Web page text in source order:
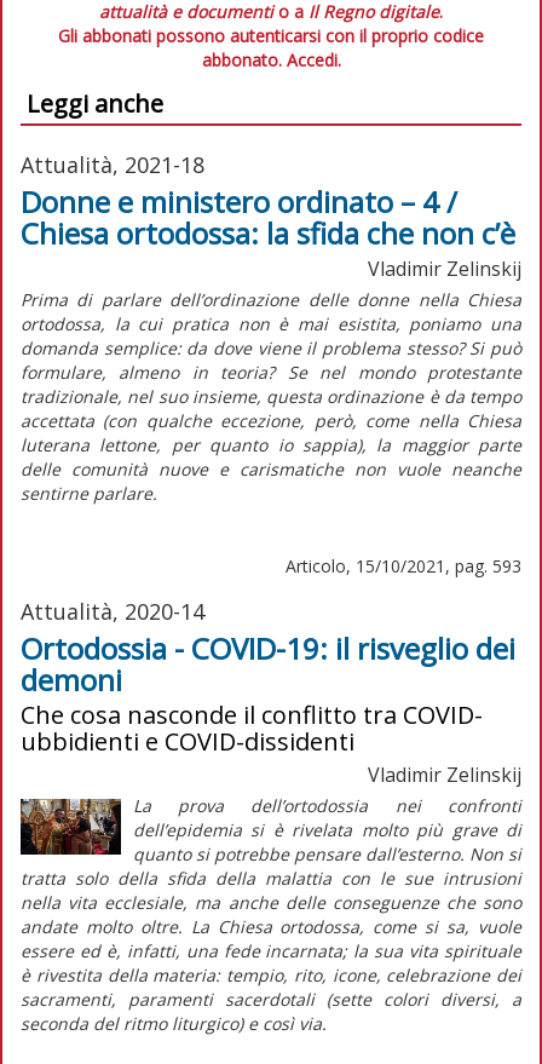
attualità e documentio a Il Regno digitale.
Gli abbonati possono autenticarsi con il proprio codice
abbonato. Accedi.
Leggi anche
Attualità, 2021-18
Donne e ministero ordinato – 4 /
Chiesa ortodossa: la sfida che non c’è
Vladimir Zelinskij
Prima di parlare dell’ordinazione delle donne nella Chiesa
ortodossa, la cui pratica non è mai esistita, poniamo una
domanda semplice: da dove viene il problema stesso? Si può
formulare, almeno in teoria? Se nel mondo protestante
tradizionale, nel suo insieme, questa ordinazione è da tempo
accettata (con qualche eccezione, però, come nella Chiesa
luterana lettone, per quanto io sappia), la maggior parte
delle comunità nuove e carismatiche non vuole neanche
sentirne parlare.
Articolo, 15/10/2021, pag. 593
Attualità, 2020-14
Ortodossia - COVID-19: il risveglio dei
demoni
Che cosa nasconde il conflitto tra COVID-
ubbidienti e COVID-dissidenti
Vladimir Zelinskij
La prova dell’ortodossia nei confronti
dell’epidemia si è rivelata molto più grave di
quanto si potrebbe pensare dall’esterno. Non si
tratta solo della sfida della malattia con le sue intrusioni
nella vita ecclesiale, ma anche delle conseguenze che sono
andate molto oltre. La Chiesa ortodossa, come si sa, vuole
essere ed è, infatti, una fede incarnata; la sua vita spirituale
è rivestita della materia: tempio, rito, icone, celebrazione dei
sacramenti, paramenti sacerdotali (sette colori diversi, a
seconda del ritmo liturgico) e così via.